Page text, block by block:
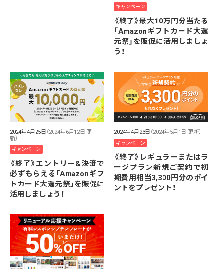
キャンペーン
《終了》最大10万円分当たる
「Amazonギフトカード大還
元祭」を販促に活用しましょ
う！
2024年4月25日 （2024年6月12日 更
新）
キャンペーン
《終了》エントリー&決済で
必ずもらえる「Amazonギフ
トカード大還元祭」を販促に
活用しましょう！
2024年4月23日 （2024年5月1日 更新）
キャンペーン
《終了》レギュラーまたはラ
ージプラン新規ご契約で初
期費用相当3,300円分のポイ
ントをプレゼント！